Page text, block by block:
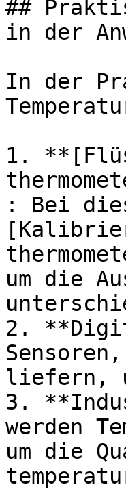
##
in der
In der
1.
: Bei
um die
2.
liefern,
3.
werden
um die